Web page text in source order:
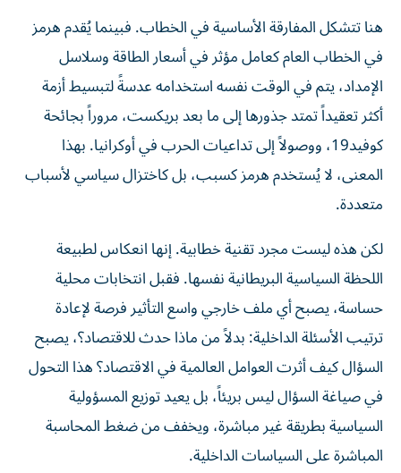
هنا تتشكل المفارقة الأساسية في الخطاب. فبينما يُقدم هرمز
في الخطاب العام كعامل مؤثر في أسعار الطاقة وسلاسل
الإمداد، يتم في الوقت نفسه استخدامه عدسةً لتبسيط أزمة
أكثر تعقيداً تمتد جذورها إلى ما بعد بريكست، مروراً بجائحة
كوفيد19، ووصولاً إلى تداعيات الحرب في أوكرانيا. بهذا
المعنى، لا يُستخدم هرمز كسبب، بل كاختزال سياسي لأسباب
متعددة.
لكن هذه ليست مجرد تقنية خطابية. إنها انعكاس لطبيعة
اللحظة السياسية البريطانية نفسها. فقبل انتخابات محلية
حساسة، يصبح أي ملف خارجي واسع التأثير فرصة لإعادة
ترتيب الأسئلة الداخلية: بدلاً من ماذا حدث للاقتصاد؟، يصبح
السؤال كيف أثرت العوامل العالمية في الاقتصاد؟ هذا التحول
في صياغة السؤال ليس بريئاً، بل يعيد توزيع المسؤولية
السياسية بطريقة غير مباشرة، ويخفف من ضغط المحاسبة
المباشرة على السياسات الداخلية.